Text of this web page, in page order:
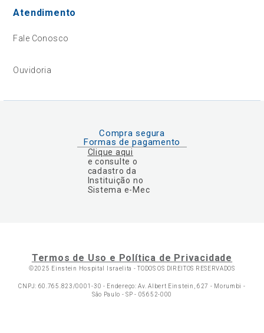
Atendimento
Fale Conosco
Ouvidoria
Compra segura
Formas de pagamento
Clique aqui
e consulte o
cadastro da
Instituição no
Sistema e-Mec
Termos de Uso e Política de Privacidade
©2025 Einstein Hospital Israelita -TODOS OS DIREITOS RESERVADOS
CNPJ: 60.765.823/0001-30 - Endereço: Av. Albert Einstein, 627 - Morumbi -
São Paulo - SP - 05652-000